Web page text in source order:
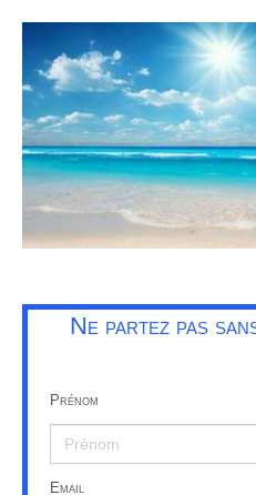
Ne partez pas
Prénom
Email